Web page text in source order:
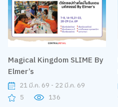
Magical Kingdom SLIME By
Elmer’s
21 มี.ค. 69 - 22 มี.ค. 69
5
136